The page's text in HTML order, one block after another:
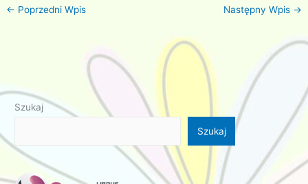
← Poprzedni Wpis Następny Wpis →
Szukaj
Szukaj